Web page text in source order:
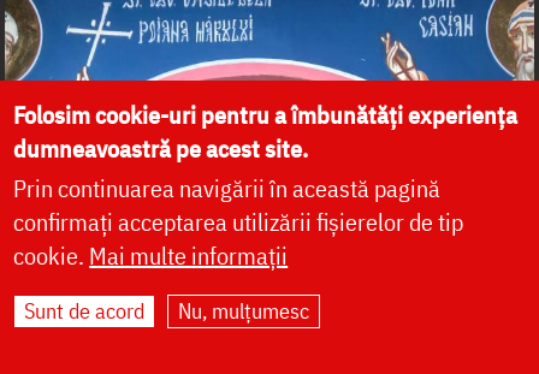
Folosim cookie-uri pentru a îmbunătăți experiența
dumneavoastră pe acest site.
Prin continuarea navigării în această pagină
confirmați acceptarea utilizării fișierelor de tip
cookie. Mai multe informații
Sunt de acord Nu, mulțumesc